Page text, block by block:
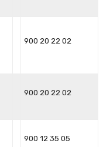
900 20 22 02
900 20 22 02
900 12 35 05